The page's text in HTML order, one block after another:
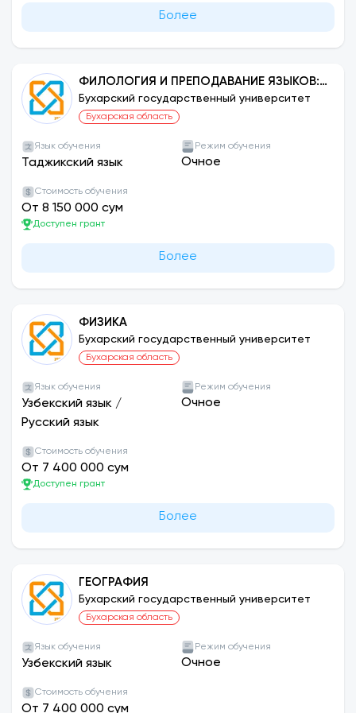
Более
ФИЛОЛОГИЯ И ПРЕПОДАВАНИЕ ЯЗЫКОВ:
ТАДЖИКСКИЙ ЯЗЫК
Бухарский государственный университет
Бухарская область
Язык обучения
Таджикский язык
Режим обучения
Очное
Стоимость обучения
От 8 150 000 сум
Доступен грант
Более
ФИЗИКА
Бухарский государственный университет
Бухарская область
Язык обучения
Узбекский язык /
Русский язык
Режим обучения
Очное
Стоимость обучения
От 7 400 000 сум
Доступен грант
Более
ГЕОГРАФИЯ
Бухарский государственный университет
Бухарская область
Язык обучения
Узбекский язык
Режим обучения
Очное
Стоимость обучения
От 7 400 000 сум